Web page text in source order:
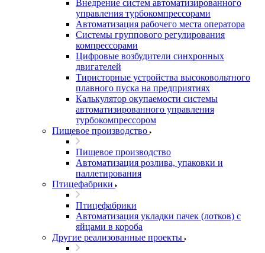
Внедрение систем автоматизированного
управления турбокомпрессорами
Автоматизация рабочего места оператора
Системы группового регулирования
компрессорами
Цифровые возбудители синхронных
двигателей
Тиристорные устройства высоковольтного
плавного пуска на предприятиях
Калькулятор окупаемости системы
автоматизированного управления
турбокомпрессором
Пищевое производство
Пищевое производство
Автоматизация розлива, упаковки и
паллетирования
Птицефабрики
Птицефабрики
Автоматизация укладки пачек (лотков) с
яйцами в короба
Другие реализованные проекты